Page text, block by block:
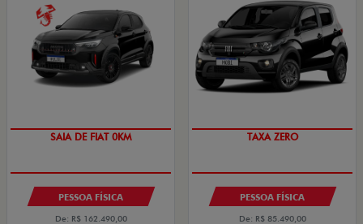
OPORTUNIDADE
PESSOA FÍSICA
De: R$ 162.490,00
PREÇO IMPERDÍVEL
PESSOA FÍSICA
De: R$ 85.490,00